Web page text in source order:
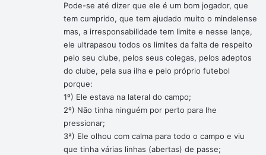
Pode-se até dizer que ele é um bom jogador, que
tem cumprido, que tem ajudado muito o mindelense
mas, a irresponsabilidade tem limite e nesse lançe,
ele ultrapasou todos os limites da falta de respeito
pelo seu clube, pelos seus colegas, pelos adeptos
do clube, pela sua ilha e pelo próprio futebol
porque:
1º) Ele estava na lateral do campo;
2º) Não tinha ninguém por perto para lhe
pressionar;
3ª) Ele olhou com calma para todo o campo e viu
que tinha várias linhas (abertas) de passe;